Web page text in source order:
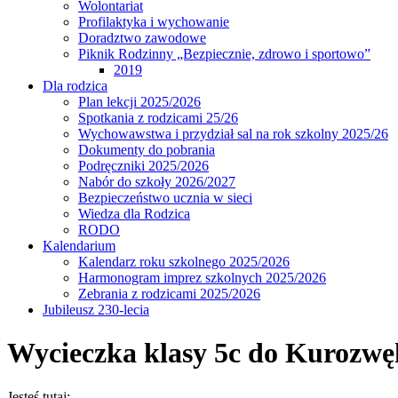
Wolontariat
Profilaktyka i wychowanie
Doradztwo zawodowe
Piknik Rodzinny „Bezpiecznie, zdrowo i sportowo”
2019
Dla rodzica
Plan lekcji 2025/2026
Spotkania z rodzicami 25/26
Wychowawstwa i przydział sal na rok szkolny 2025/26
Dokumenty do pobrania
Podręczniki 2025/2026
Nabór do szkoły 2026/2027
Bezpieczeństwo ucznia w sieci
Wiedza dla Rodzica
RODO
Kalendarium
Kalendarz roku szkolnego 2025/2026
Harmonogram imprez szkolnych 2025/2026
Zebrania z rodzicami 2025/2026
Jubileusz 230-lecia
Wycieczka klasy 5c do